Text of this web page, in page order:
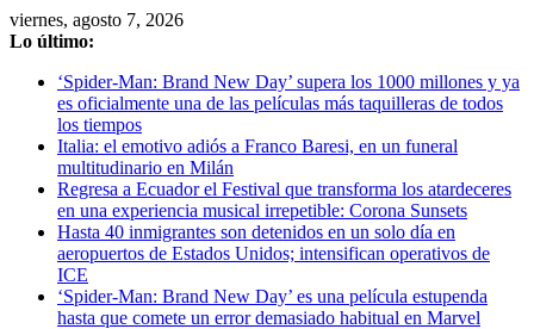
Saltar
al
viernes, agosto 7, 2026
Lo último:
‘Spider-Man: Brand New Day’ supera los 1000 millones y ya
es oficialmente una de las películas más taquilleras de todos
los tiempos
Italia: el emotivo adiós a Franco Baresi, en un funeral
multitudinario en Milán
Regresa a Ecuador el Festival que transforma los atardeceres
en una experiencia musical irrepetible: Corona Sunsets
Hasta 40 inmigrantes son detenidos en un solo día en
aeropuertos de Estados Unidos; intensifican operativos de
ICE
‘Spider-Man: Brand New Day’ es una película estupenda
hasta que comete un error demasiado habitual en Marvel